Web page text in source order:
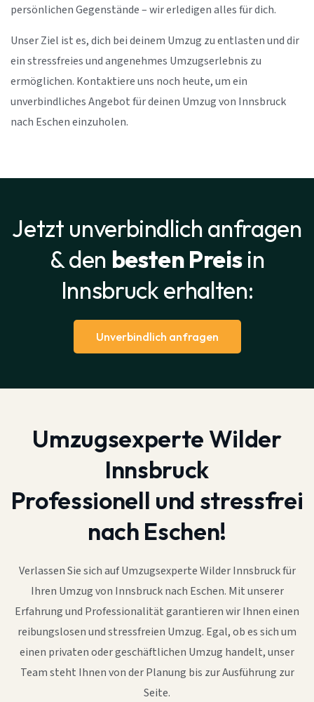
persönlichen Gegenstände – wir erledigen alles für dich.
Unser Ziel ist es, dich bei deinem Umzug zu entlasten und dir
ein stressfreies und angenehmes Umzugserlebnis zu
ermöglichen. Kontaktiere uns noch heute, um ein
unverbindliches Angebot für deinen Umzug von Innsbruck
nach Eschen einzuholen.
Jetzt unverbindlich anfragen
& den besten Preisin
Innsbruck erhalten:
Unverbindlich anfragen
Umzugsexperte Wilder
Innsbruck
Professionell und stressfrei
nach Eschen!
Verlassen Sie sich auf Umzugsexperte Wilder Innsbruck für
Ihren Umzug von Innsbruck nach Eschen. Mit unserer
Erfahrung und Professionalität garantieren wir Ihnen einen
reibungslosen und stressfreien Umzug. Egal, ob es sich um
einen privaten oder geschäftlichen Umzug handelt, unser
Team steht Ihnen von der Planung bis zur Ausführung zur
Seite.